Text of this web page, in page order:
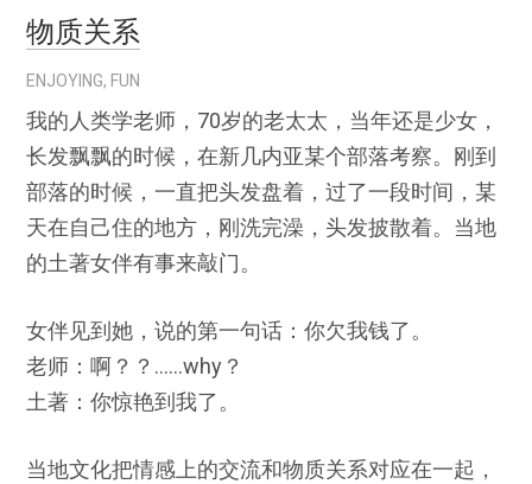
物质关系
ENJOYING, FUN
我的人类学老师，70岁的老太太，当年还是少女，
长发飘飘的时候，在新几内亚某个部落考察。刚到
部落的时候，一直把头发盘着，过了一段时间，某
天在自己住的地方，刚洗完澡，头发披散着。当地
的土著女伴有事来敲门。
女伴见到她，说的第一句话：你欠我钱了。
老师：啊？？……why？
土著：你惊艳到我了。
当地文化把情感上的交流和物质关系对应在一起，